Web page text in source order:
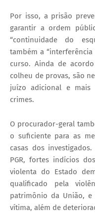
Por isso, a prisão
garantir a ordem
“continuidade do
também a
curso. Ainda de
colheu de provas, são
juízo adicional e mais
crimes.
O procurador-geral
o suficiente para as
casas dos
PGR, fortes indícios
violenta do Estado
qualificado pela
patrimônio da União, e
vítima, além de